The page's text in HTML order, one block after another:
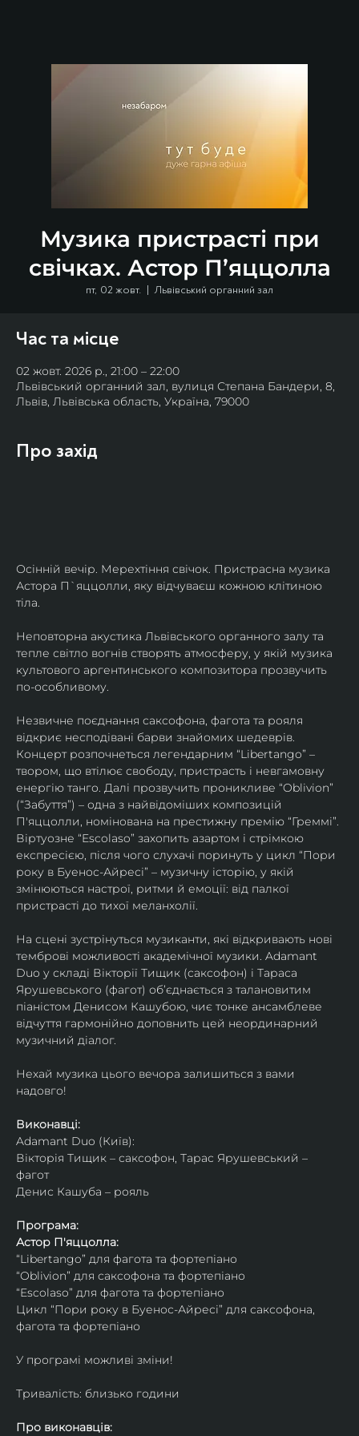
Музика пристрасті при
свічках. Астор П’яццолла
пт, 02 жовт.
  |
Львівський органний зал
Час та місце
02 жовт. 2026 р., 21:00 – 22:00
Львівський органний зал, вулиця Степана Бандери, 8,
Львів, Львівська область, Україна, 79000
Про захід
Осінній вечір. Мерехтіння свічок. Пристрасна музика
Астора П`яццолли, яку відчуваєш кожною клітиною
тіла.
Неповторна акустика Львівського органного залу та
тепле світло вогнів створять атмосферу, у якій музика
культового аргентинського композитора прозвучить
по-особливому.
Незвичне поєднання саксофона, фагота та рояля
відкриє несподівані барви знайомих шедеврів.
Концерт розпочнеться легендарним “Libertango” –
твором, що втілює свободу, пристрасть і невгамовну
енергію танго. Далі прозвучить проникливе “Oblivion”
(“Забуття”) – одна з найвідоміших композицій
П'яццолли, номінована на престижну премію “Греммі”.
Віртуозне “Escolaso” захопить азартом і стрімкою
експресією, після чого слухачі поринуть у цикл “Пори
року в Буенос-Айресі” – музичну історію, у якій
змінюються настрої, ритми й емоції: від палкої
пристрасті до тихої меланхолії.
На сцені зустрінуться музиканти, які відкривають нові
темброві можливості академічної музики. Adamant
Duo у складі Вікторії Тищик (саксофон) і Тараса
Ярушевського (фагот) об’єднається з талановитим
піаністом Денисом Кашубою, чиє тонке ансамблеве
відчуття гармонійно доповнить цей неординарний
музичний діалог.
Нехай музика цього вечора залишиться з вами
надовго!
Виконавці:
Adamant Duo (Київ):
Вікторія Тищик – саксофон, Тарас Ярушевський –
фагот
Денис Кашуба – рояль
Програма:
Астор П'яццолла:
“Libertango” для фагота та фортепіано
“Oblivion” для саксофона та фортепіано
“Escolaso” для фагота та фортепіано
Цикл “Пори року в Буенос-Айресі” для саксофона,
фагота та фортепіано
У програмі можливі зміни!
Тривалість: близько години
Про виконавців: